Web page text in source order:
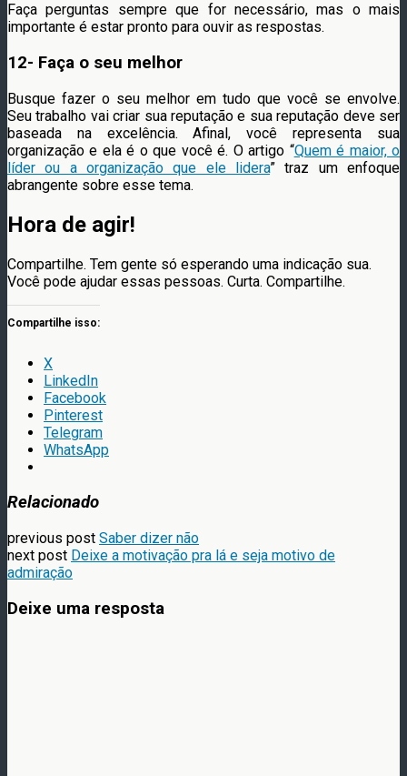
Faça perguntas sempre que for necessário, mas o mais
importante é estar pronto para ouvir as respostas.
12- Faça o seu melhor
Busque fazer o seu melhor em tudo que você se envolve.
Seu trabalho vai criar sua reputação e sua reputação deve ser
baseada na excelência. Afinal, você representa sua
organização e ela é o que você é. O artigo “Quem é maior, o
líder ou a organização que ele lidera” traz um enfoque
abrangente sobre esse tema.
Hora de agir!
Compartilhe. Tem gente só esperando uma indicação sua.
Você pode ajudar essas pessoas. Curta. Compartilhe.
Compartilhe isso:
X
LinkedIn
Facebook
Pinterest
Telegram
WhatsApp
Relacionado
previous post Saber dizer não
next post Deixe a motivação pra lá e seja motivo de
admiração
Deixe uma resposta